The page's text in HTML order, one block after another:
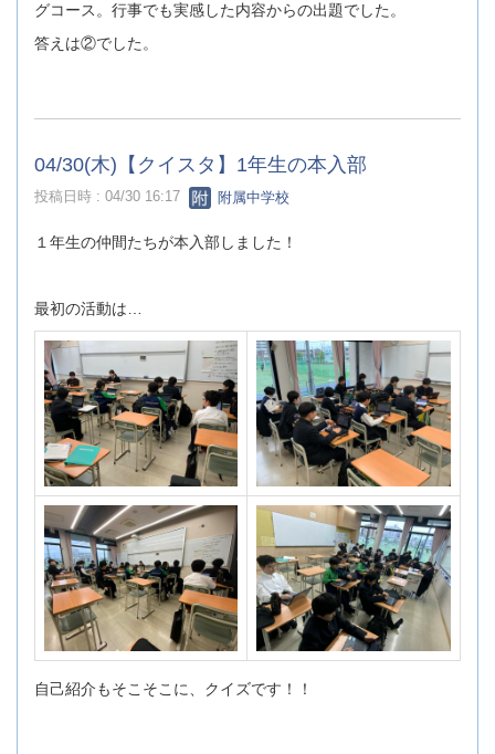
グコース。行事でも実感した内容からの出題でした。
答えは②でした。
04/30(木)【クイスタ】1年生の本入部
投稿日時 : 04/30 16:17 附属中学校
１年生の仲間たちが本入部しました！
最初の活動は…
自己紹介もそこそこに、クイズです！！